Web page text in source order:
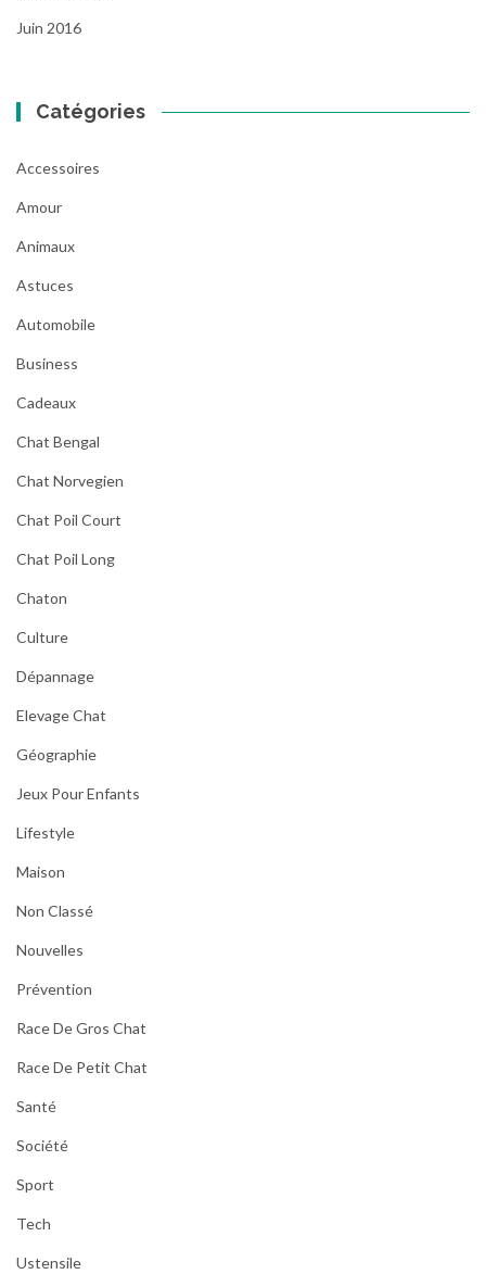
Juin 2016
Catégories
Accessoires
Amour
Animaux
Astuces
Automobile
Business
Cadeaux
Chat Bengal
Chat Norvegien
Chat Poil Court
Chat Poil Long
Chaton
Culture
Dépannage
Elevage Chat
Géographie
Jeux Pour Enfants
Lifestyle
Maison
Non Classé
Nouvelles
Prévention
Race De Gros Chat
Race De Petit Chat
Santé
Société
Sport
Tech
Ustensile